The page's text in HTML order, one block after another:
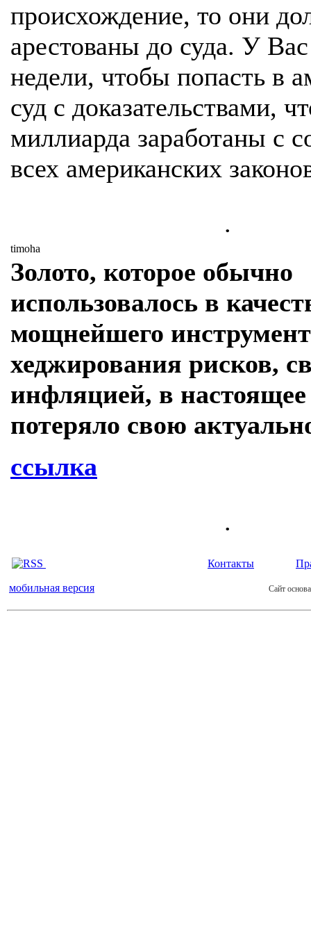
происхождение, то они
арестованы до суда. У
недели, чтобы попасть в
суд с доказательствами,
миллиарда заработаны с
всех американских
.
timoha
Золото, которое обычно
использовалось в
мощнейшего
хеджирования рисков,
инфляцией, в
потеряло свою
ссылка
.
Контакты
мобильная версия Сайт